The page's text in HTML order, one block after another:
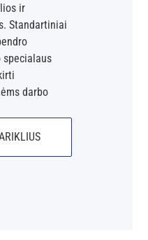
ir
Standartiniai
specialaus
darbo